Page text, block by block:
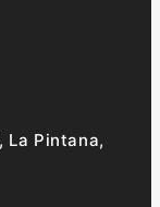
La Pintana,